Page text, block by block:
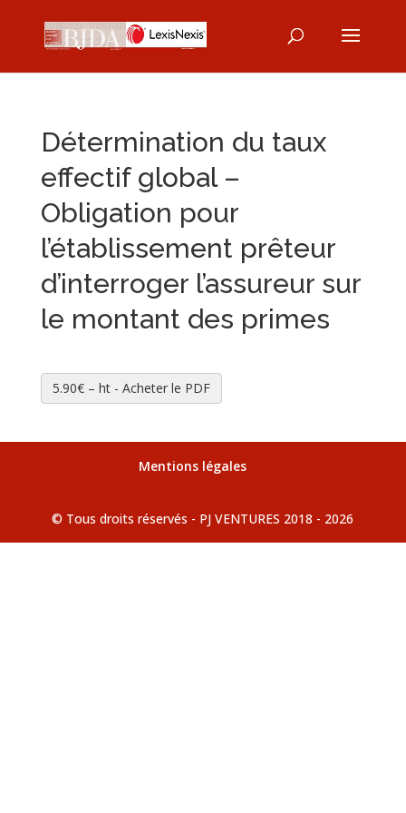
Détermination du taux
effectif global –
Obligation pour
l’établissement prêteur
d’interroger l’assureur sur
le montant des primes
5.90€ – ht - Acheter le PDF
Mentions légales
© Tous droits réservés - PJ VENTURES 2018 - 2026